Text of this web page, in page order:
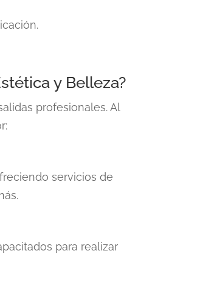
y Belleza?
profesionales. Al
servicios de
para realizar